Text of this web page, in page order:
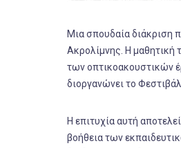
Μια σπουδαία διάκριση
Ακρολίμνης. Η μαθητική
των οπτικοακουστικών
διοργανώνει το
Η επιτυχία αυτή
βοήθεια των